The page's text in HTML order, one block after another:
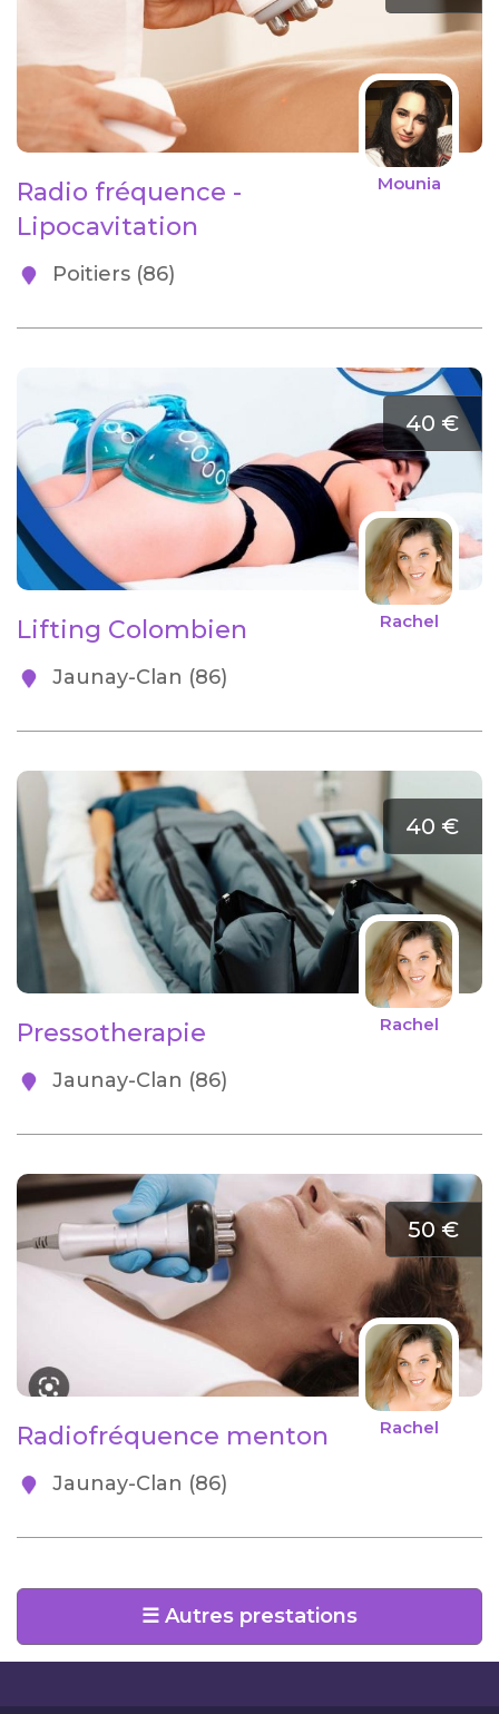
Mounia
Radio fréquence -
Lipocavitation
Poitiers (86)
40 €
Rachel
Lifting Colombien
Jaunay-Clan (86)
40 €
Rachel
Pressotherapie
Jaunay-Clan (86)
50 €
Rachel
Radiofréquence menton
Jaunay-Clan (86)
☰ Autres prestations